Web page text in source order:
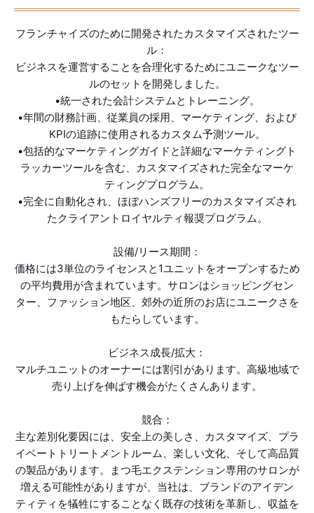
フランチャイズのために開発されたカスタマイズされたツー
ル：
ビジネスを運営することを合理化するためにユニークなツー
ルのセットを開発しました。
•統一された会計システムとトレーニング。
•年間の財務計画、従業員の採用、マーケティング、および
KPIの追跡に使用されるカスタム予測ツール。
•包括的なマーケティングガイドと詳細なマーケティングト
ラッカーツールを含む、カスタマイズされた完全なマーケ
ティングプログラム。
•完全に自動化され、ほぼハンズフリーのカスタマイズされ
たクライアントロイヤルティ報奨プログラム。
設備/リース期間：
価格には3単位のライセンスと1ユニットをオープンするため
の平均費用が含まれています。サロンはショッピングセン
ター、ファッション地区、郊外の近所のお店にユニークさを
もたらしています。
ビジネス成長/拡大：
マルチユニットのオーナーには割引があります。高級地域で
売り上げを伸ばす機会がたくさんあります。
競合：
主な差別化要因には、安全上の美しさ、カスタマイズ、プラ
イベートトリートメントルーム、楽しい文化、そして高品質
の製品があります。まつ毛エクステンション専用のサロンが
増える可能性がありますが、当社は、ブランドのアイデン
ティティを犠牲にすることなく既存の技術を革新し、収益を